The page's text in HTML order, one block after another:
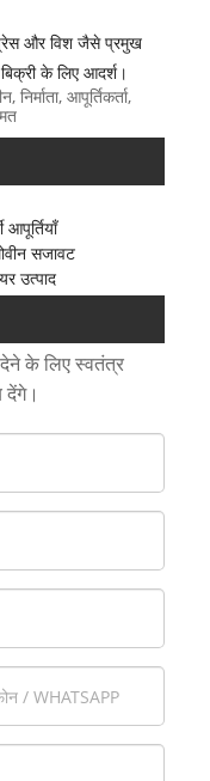
और विश जैसे प्रमुख
के लिए आदर्श।
आपूर्तिकर्ता,
आपूर्तियाँ
सजावट
उत्पाद
देने के लिए स्वतंत्र